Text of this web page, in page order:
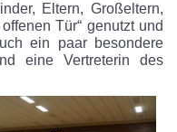
Eltern, Großeltern,
Tür“ genutzt und
ein paar besondere
eine Vertreterin des